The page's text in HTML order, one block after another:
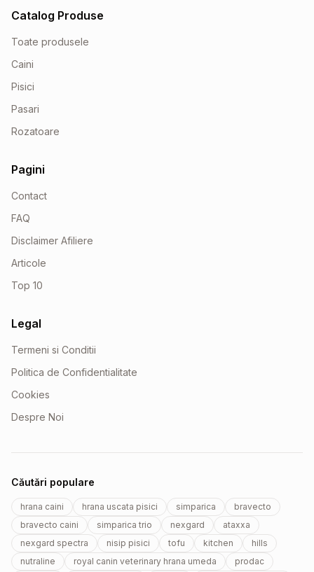
Catalog Produse
Toate produsele
Caini
Pisici
Pasari
Rozatoare
Pagini
Contact
FAQ
Disclaimer Afiliere
Articole
Top 10
Legal
Termeni si Conditii
Politica de Confidentialitate
Cookies
Despre Noi
Căutări populare
hrana caini hrana uscata pisici simparica
bravecto
bravecto caini
simparica trio nexgard
ataxxa
nexgard spectra
nisip pisici tofu kitchen
hills
nutraline
royal canin veterinary hrana umeda prodac